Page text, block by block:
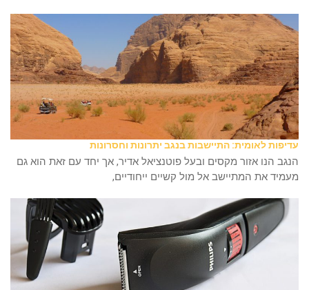
עדיפות לאומית: התיישבות בנגב יתרונות וחסרונות
הנגב הנו אזור מקסים ובעל פוטנציאל אדיר, אך יחד עם זאת הוא גם
מעמיד את המתיישב אל מול קשיים ייחודיים,